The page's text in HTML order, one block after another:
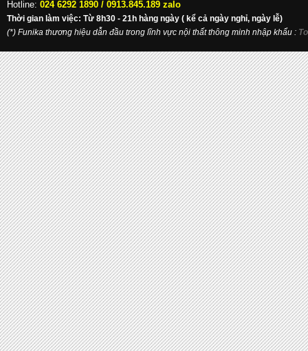
Hotline: 024 6292 1890 / 0913.845.189 zalo
Thời gian làm việc: Từ 8h30 - 21h hàng ngày ( kể cả ngày nghỉ, ngày lễ)
(*) Funika thương hiệu dẫn đầu trong lĩnh vực nội thất thông minh nhập khẩu :